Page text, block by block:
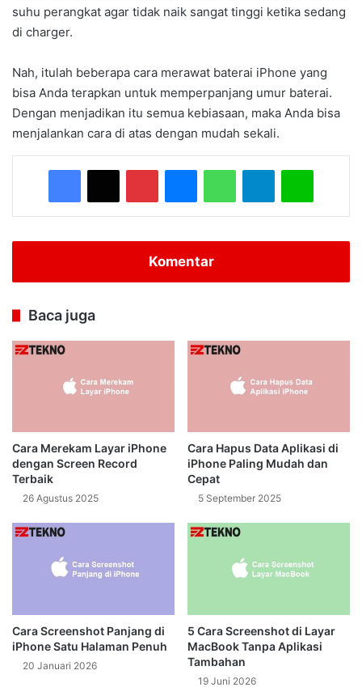
suhu perangkat agar tidak naik sangat tinggi ketika sedang
di charger.
Nah, itulah beberapa cara merawat baterai iPhone yang
bisa Anda terapkan untuk memperpanjang umur baterai.
Dengan menjadikan itu semua kebiasaan, maka Anda bisa
menjalankan cara di atas dengan mudah sekali.
Facebook
X PinterestMessengerWhatsAppTelegramLine
Komentar
Baca juga
Cara Merekam Layar iPhone
dengan Screen Record
Terbaik
26 Agustus 2025
Cara Hapus Data Aplikasi di
iPhone Paling Mudah dan
Cepat
5 September 2025
Cara Screenshot Panjang di
iPhone Satu Halaman Penuh
20 Januari 2026
5 Cara Screenshot di Layar
MacBook Tanpa Aplikasi
Tambahan
19 Juni 2026